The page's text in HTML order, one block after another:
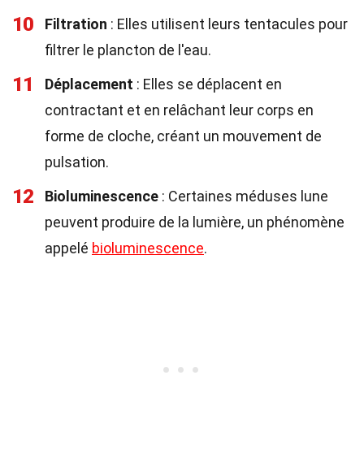
10 Filtration : Elles utilisent leurs tentacules pour
filtrer le plancton de l'eau.
11 Déplacement : Elles se déplacent en
contractant et en relâchant leur corps en
forme de cloche, créant un mouvement de
pulsation.
12 Bioluminescence : Certaines méduses lune
peuvent produire de la lumière, un phénomène
appelé bioluminescence.